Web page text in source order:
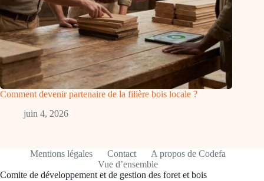
Comment devenir partenaire de la filière bois locale ?
juin 4, 2026
Mentions légales Contact
A propos de Codefa
Vue d’ensemble
Comite de développement et de gestion des foret et bois